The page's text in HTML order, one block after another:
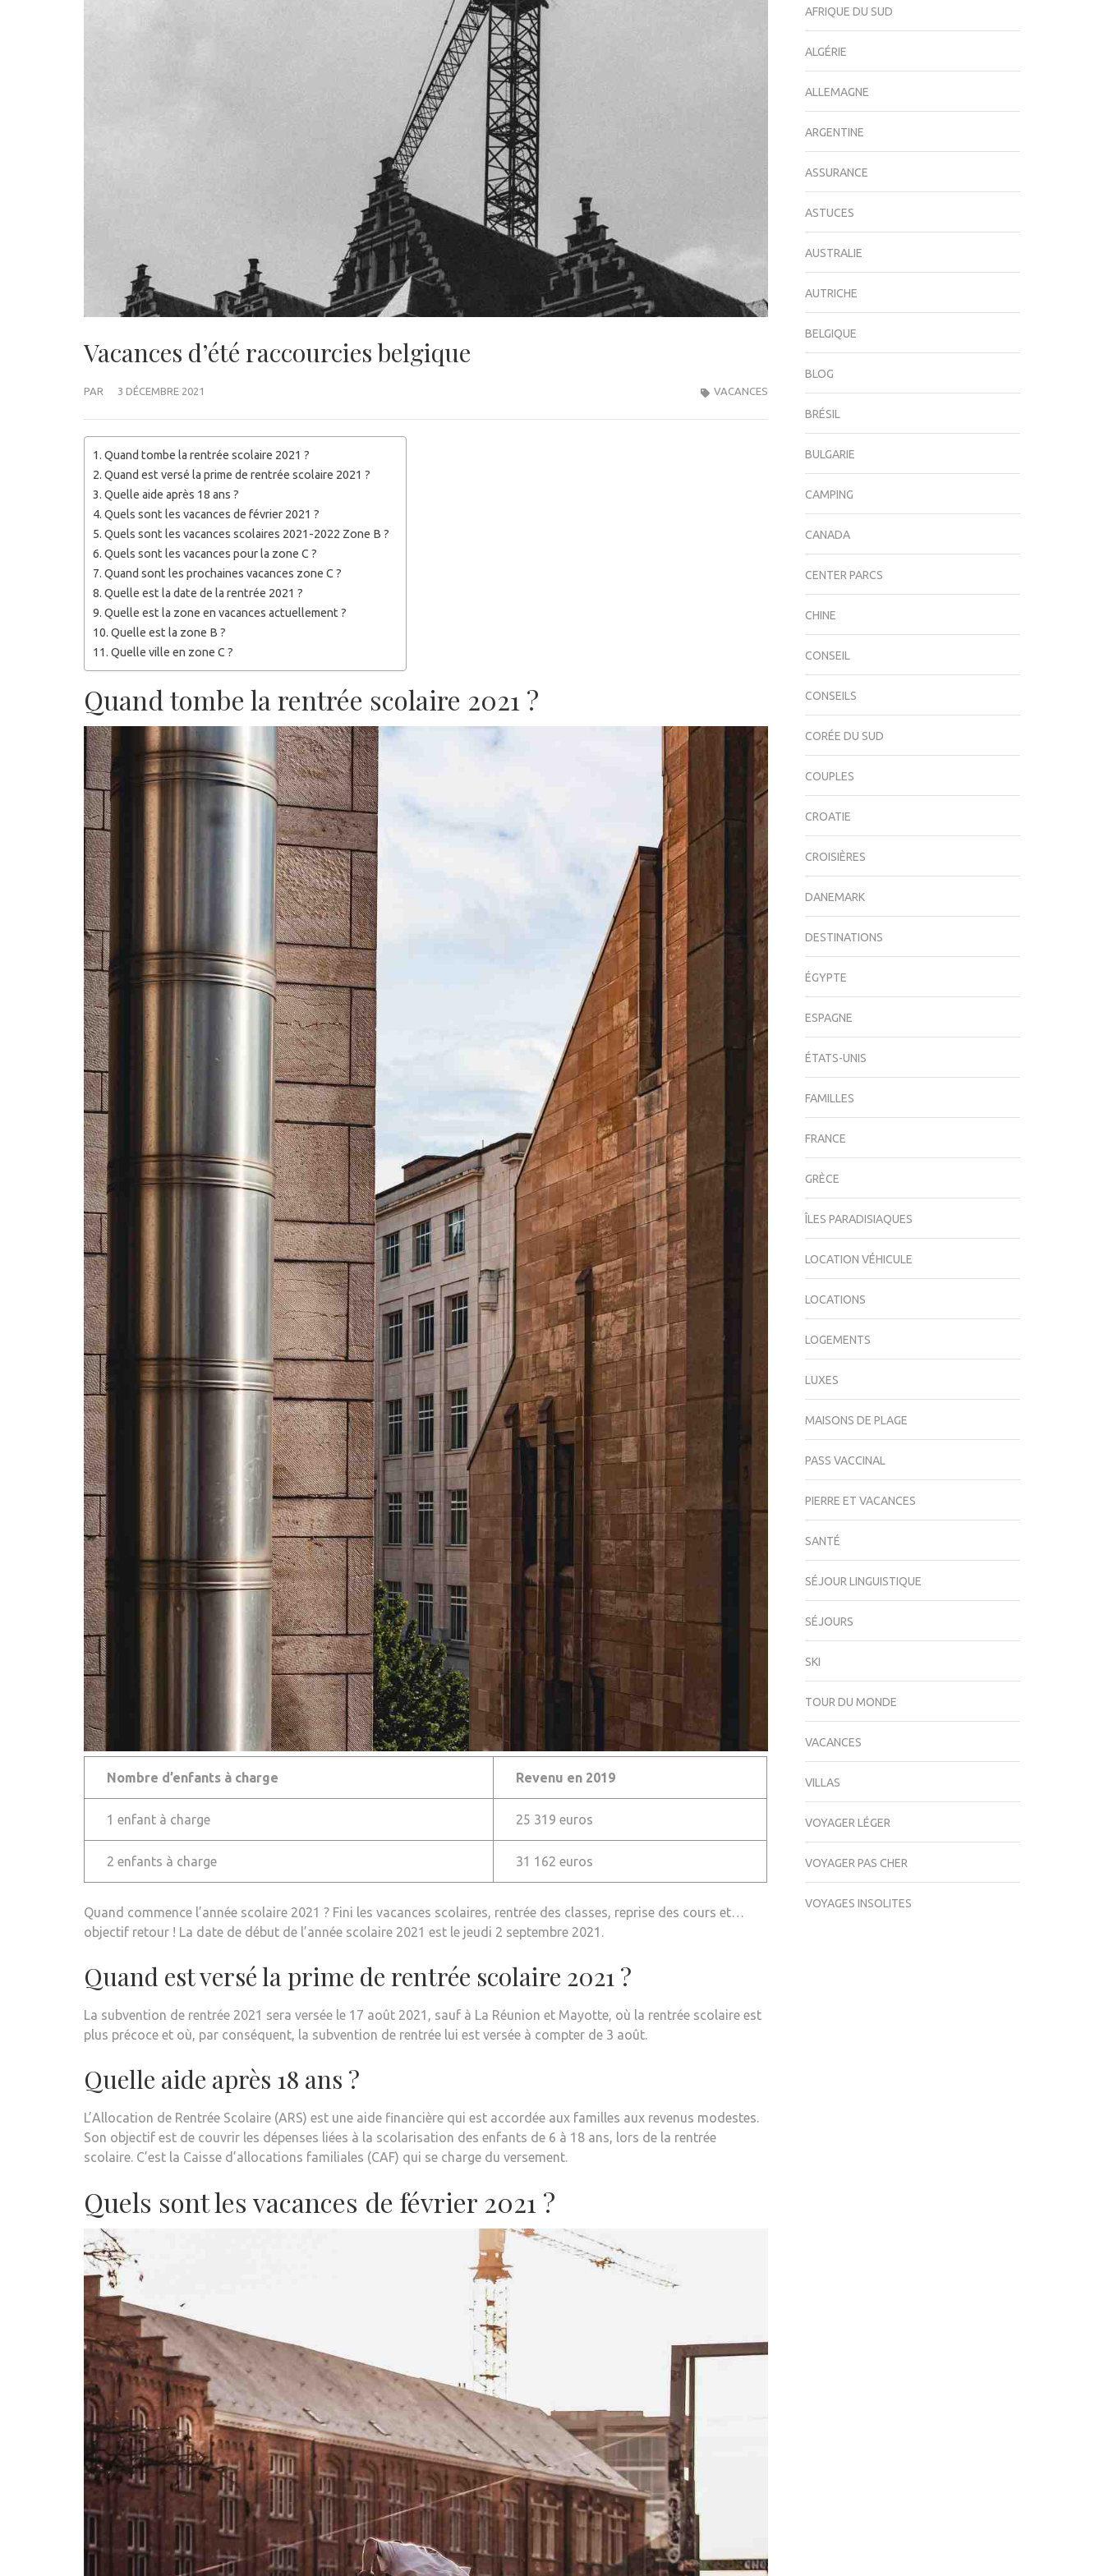
Vacances d’été raccourcies belgique
PAR 3 DÉCEMBRE 2021 VACANCES
Quand tombe la rentrée scolaire 2021 ?
Quand est versé la prime de rentrée scolaire 2021 ?
Quelle aide après 18 ans ?
Quels sont les vacances de février 2021 ?
Quels sont les vacances scolaires 2021-2022 Zone B ?
Quels sont les vacances pour la zone C ?
Quand sont les prochaines vacances zone C ?
Quelle est la date de la rentrée 2021 ?
Quelle est la zone en vacances actuellement ?
Quelle est la zone B ?
Quelle ville en zone C ?
Quand tombe la rentrée scolaire 2021 ?
Nombre d’enfants à charge Revenu en 2019
1 enfant à charge 25 319 euros
2 enfants à charge 31 162 euros
Quand commence l’année scolaire 2021 ? Fini les vacances scolaires, rentrée des classes, reprise des cours et…
objectif retour ! La date de début de l’année scolaire 2021 est le jeudi 2 septembre 2021.
Quand est versé la prime de rentrée scolaire 2021 ?
La subvention de rentrée 2021 sera versée le 17 août 2021, sauf à La Réunion et Mayotte, où la rentrée scolaire est
plus précoce et où, par conséquent, la subvention de rentrée lui est versée à compter de 3 août.
Quelle aide après 18 ans ?
L’Allocation de Rentrée Scolaire (ARS) est une aide financière qui est accordée aux familles aux revenus modestes.
Son objectif est de couvrir les dépenses liées à la scolarisation des enfants de 6 à 18 ans, lors de la rentrée
scolaire. C’est la Caisse d’allocations familiales (CAF) qui se charge du versement.
Quels sont les vacances de février 2021 ?
AFRIQUE DU SUD
ALGÉRIE
ALLEMAGNE
ARGENTINE
ASSURANCE
ASTUCES
AUSTRALIE
AUTRICHE
BELGIQUE
BLOG
BRÉSIL
BULGARIE
CAMPING
CANADA
CENTER PARCS
CHINE
CONSEIL
CONSEILS
CORÉE DU SUD
COUPLES
CROATIE
CROISIÈRES
DANEMARK
DESTINATIONS
ÉGYPTE
ESPAGNE
ÉTATS-UNIS
FAMILLES
FRANCE
GRÈCE
ÎLES PARADISIAQUES
LOCATION VÉHICULE
LOCATIONS
LOGEMENTS
LUXES
MAISONS DE PLAGE
PASS VACCINAL
PIERRE ET VACANCES
SANTÉ
SÉJOUR LINGUISTIQUE
SÉJOURS
SKI
TOUR DU MONDE
VACANCES
VILLAS
VOYAGER LÉGER
VOYAGER PAS CHER
VOYAGES INSOLITES